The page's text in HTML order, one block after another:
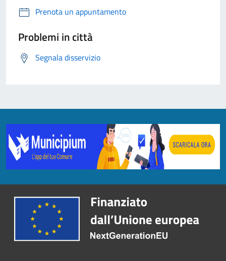
Prenota un appuntamento
Problemi in città
Segnala disservizio